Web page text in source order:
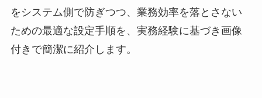
をシステム側で防ぎつつ、業務効率を落とさない
ための最適な設定手順を、実務経験に基づき画像
付きで簡潔に紹介します。